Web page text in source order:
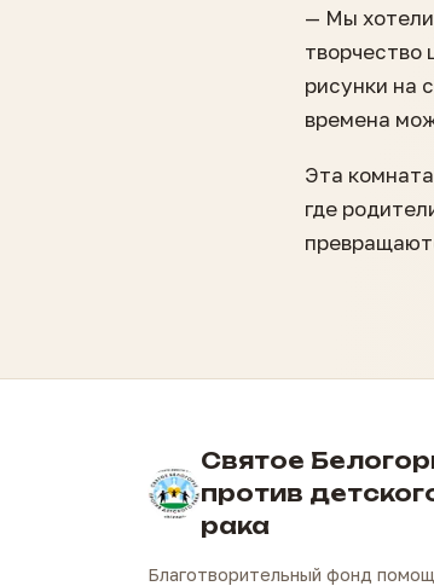
— Мы
творчество
рисунки на
времена
Эта
где
Святое
против
рака
Благотворительный фонд